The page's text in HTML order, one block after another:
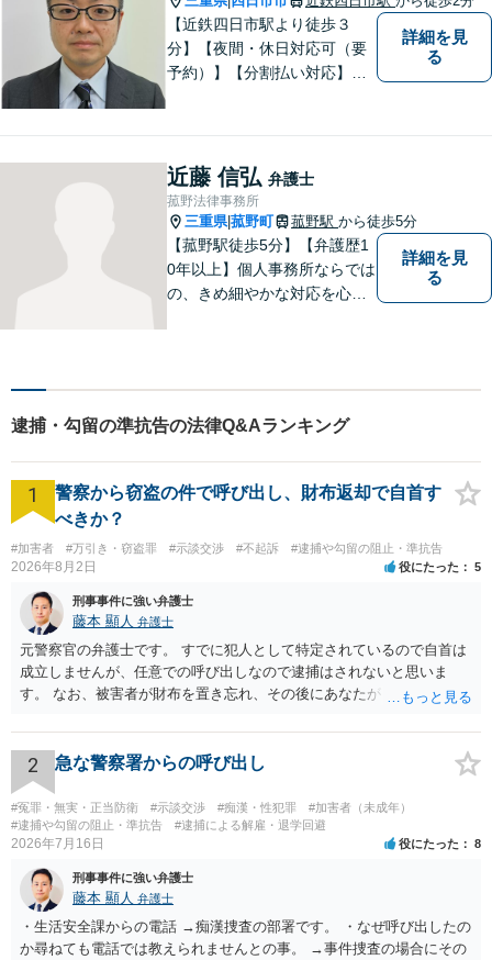
【近鉄四日市駅より徒歩３
分】【夜間・休日対応可（要
予約）】【分割払い対応】
して、一緒に解決方法を考え
る手助けをさせていただけれ
ばと思いますので、お気軽に
ご相談ください。
詳細を見
る
近藤 信弘 弁護士
菰野法律事務所
三重県|菰野町 菰野駅 から徒歩5分
【菰野駅徒歩5分】【弁護歴1
0年以上】個人事務所ならでは
の、きめ細やかな対応を心が
行います！【完全個室】
詳細を見
る
逮捕・勾留の準抗告の法律Q&Aランキング
1
警察から窃盗の件で呼び出し、財布返却で自首す
べきか？
#加害者 #万引き・窃盗罪 #示談交渉 #不起訴 #逮捕や勾留の阻止・準抗告
2026年8月2日 役にたった 5
刑事事件に強い弁護士
藤本 顯人 弁護士
元警察官の弁護士です。 すでに犯人として特定されているので自首は
成立しませんが、任意での呼び出しなので逮捕はされないと思いま
す。 なお、被害者が財布を置き忘れ、その後にあなたがトイレに入
と言い逃れはかなり厳しいものと思います。
2 急な警察署からの呼び出し
#冤罪・無実・正当防衛 #示談交渉 #痴漢・性犯罪
#加害者（未成年）
#逮捕や勾留の阻止・準抗告
#逮捕による解雇・退学回避
2026年7月16日 役にたった 8
刑事事件に強い弁護士
藤本 顯人 弁護士
・生活安全課からの電話 →痴漢捜査の部署です。 ・なぜ呼び出したの
か尋ねても電話では教えられませんとの事。 →事件捜査の場合にその